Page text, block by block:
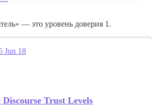
— это уровень доверия 1.
Jun 18
Trust Levels